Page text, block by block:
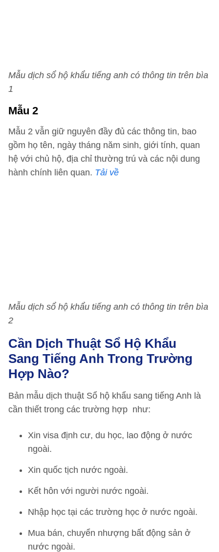
Mẫu dịch sổ hộ khẩu tiếng anh có thông tin trên bìa
1
Mẫu 2
Mẫu 2 vẫn giữ nguyên đầy đủ các thông tin, bao
gồm họ tên, ngày tháng năm sinh, giới tính, quan
hệ với chủ hộ, địa chỉ thường trú và các nội dung
hành chính liên quan. Tải về
Mẫu dịch sổ hộ khẩu tiếng anh có thông tin trên bìa
2
Cần Dịch Thuật Sổ Hộ Khẩu
Sang Tiếng Anh Trong Trường
Hợp Nào?
Bản mẫu dịch thuật Sổ hộ khẩu sang tiếng Anh là
cần thiết trong các trường hợp như:
Xin visa định cư, du học, lao động ở nước
ngoài.
Xin quốc tịch nước ngoài.
Kết hôn với người nước ngoài.
Nhập học tại các trường học ở nước ngoài.
Mua bán, chuyển nhượng bất động sản ở
nước ngoài.